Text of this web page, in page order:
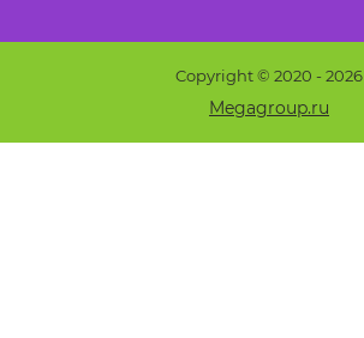
Copyright © 2020 - 2026
Megagroup.ru